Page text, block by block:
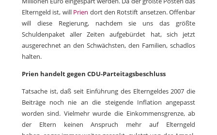
Elterngeld ist, will Prien dort den Rotstift ansetzen. Offenbar
will diese Regierung, nachdem sie uns das größte
Schuldenpaket aller Zeiten aufgebürdet hat, sich jetzt
ausgerechnet an den Schwächsten, den Familien, schadlos
halten.
Prien handelt gegen CDU-Parteitagsbeschluss
Tatsache ist, daß seit Einführung des Elterngeldes 2007 die
Beiträge noch nie an die steigende Inflation angepasst
worden sind. Vielmehr wurde die Einkommensgrenze, ab
der Eltern keinen Anspruch mehr auf Elterngeld